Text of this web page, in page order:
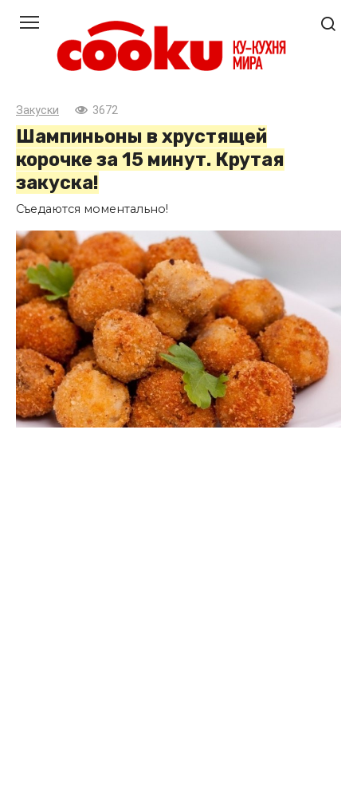
контенту
Закуски 3672
Шампиньоны в хрустящей
корочке за 15 минут. Крутая
закуска!
Съедаются моментально!